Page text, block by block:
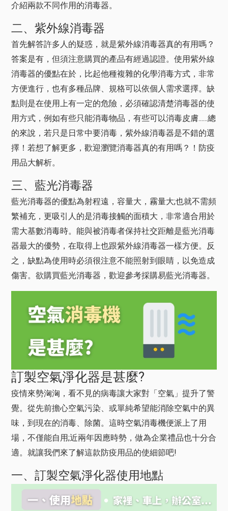
介紹兩款不同作用的消毒器。
二、紫外線消毒器
首先解答許多人的疑惑，就是紫外線消毒器真的有用嗎？
答案是有，但須注意購買的產品有經過認證。使用紫外線
消毒器的優點在於，比起他種複雜的化學消毒方式，非常
方便進行，也有多種品牌、規格可以依個人需求選擇。缺
點則是在使用上有一定的危險，必須確認清楚消毒器的使
用方式，例如有些只能消毒物品，有些可以消毒皮膚......總
的來說，若只是日常中要消毒，紫外線消毒器是不錯的選
擇！若想了解更多，歡迎瀏覽消毒器真的有用嗎？！防疫
用品大解析。
三、藍光消毒器
藍光消毒器的優點為射程遠，容量大，霧量大;也就不需頻
繁補充，更吸引人的是消毒接觸的面積大，非常適合用於
需大基數消毒時。能與被消毒者保持社交距離是藍光消毒
器最大的優勢，在取得上也跟紫外線消毒器一樣方便。反
之，缺點為使用時必須很注意不能照射到眼睛，以免造成
傷害。欲購買藍光消毒器，歡迎參考採購易藍光消毒器。
訂製空氣淨化器是甚麼?
疫情來勢洶洶，看不見的病毒讓大家對「空氣」提升了警
覺。從先前擔心空氣污染、或單純希望能消除空氣中的異
味，到現在的消毒、除菌。這時空氣消毒機便派上了用
場，不僅能自用;近兩年因應時勢，做為企業禮品也十分合
適。就讓我們來了解這款防疫用品的使細節吧!
一、訂製空氣淨化器使用地點